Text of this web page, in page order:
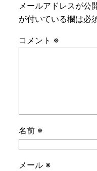
メールアドレスが公
が付いている欄は必
コメント ※
名前 ※
メール ※